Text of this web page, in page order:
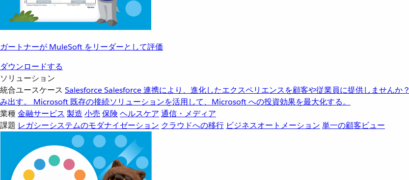
ガートナーが MuleSoft をリーダーとして評価
ダウンロードする
ソリューション
統合ユースケース SalesforceSalesforce 連携により、進化したエクスペリエンスを顧客や従業員に提供しませんか？
み出す。
Microsoft 既存の接続ソリューションを活用して、Microsoft への投資効果を最大化する。
業種金融サービス 製造 小売 保険 ヘルスケア 通信・メディア
課題 レガシーシステムのモダナイゼーション クラウドへの移行 ビジネスオートメーション 単一の顧客ビュー